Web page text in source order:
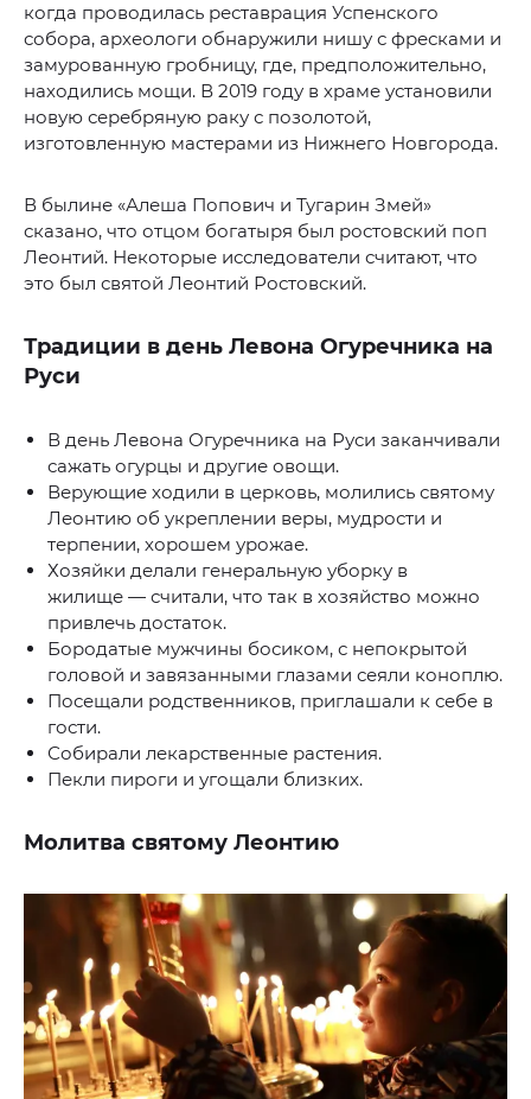
когда проводилась реставрация Успенского
собора, археологи обнаружили нишу с фресками и
замурованную гробницу, где, предположительно,
находились мощи. В 2019 году в храме установили
новую серебряную раку с позолотой,
изготовленную мастерами из Нижнего Новгорода.
В былине «Алеша Попович и Тугарин Змей»
сказано, что отцом богатыря был ростовский поп
Леонтий. Некоторые исследователи считают, что
это был святой Леонтий Ростовский.
Традиции в день Левона Огуречника на
Руси
В день Левона Огуречника на Руси заканчивали
сажать огурцы и другие овощи.
Верующие ходили в церковь, молились святому
Леонтию об укреплении веры, мудрости и
терпении, хорошем урожае.
Хозяйки делали генеральную уборку в
жилище — считали, что так в хозяйство можно
привлечь достаток.
Бородатые мужчины босиком, с непокрытой
головой и завязанными глазами сеяли коноплю.
Посещали родственников, приглашали к себе в
гости.
Собирали лекарственные растения.
Пекли пироги и угощали близких.
Молитва святому Леонтию